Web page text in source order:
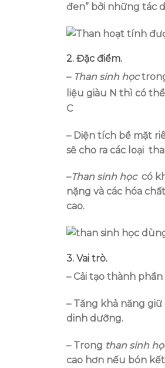
đen” bởi những tác
2. Đặc điểm.
– Than sinh học
liệu giàu N thì có
C
– Diện tích bề mặt
sẽ cho ra các loại
–Than sinh họccó
nặng và các hóa
cao.
3. Vai trò.
– Cải tạo thành
– Tăng khả năng
dinh dưỡng.
– Trong than sinh
cao hơn nếu bón
NLS Sơn La Đồng Hành Cùng
Ngày 11/07/2026, Công ty Cổ
Năng Lượng Sạch Sơn La (NLS